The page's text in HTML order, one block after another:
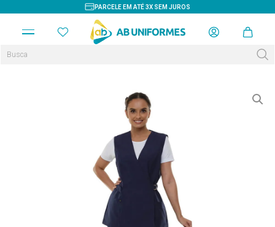
PARCELE EM ATÉ 3X SEM JUROS